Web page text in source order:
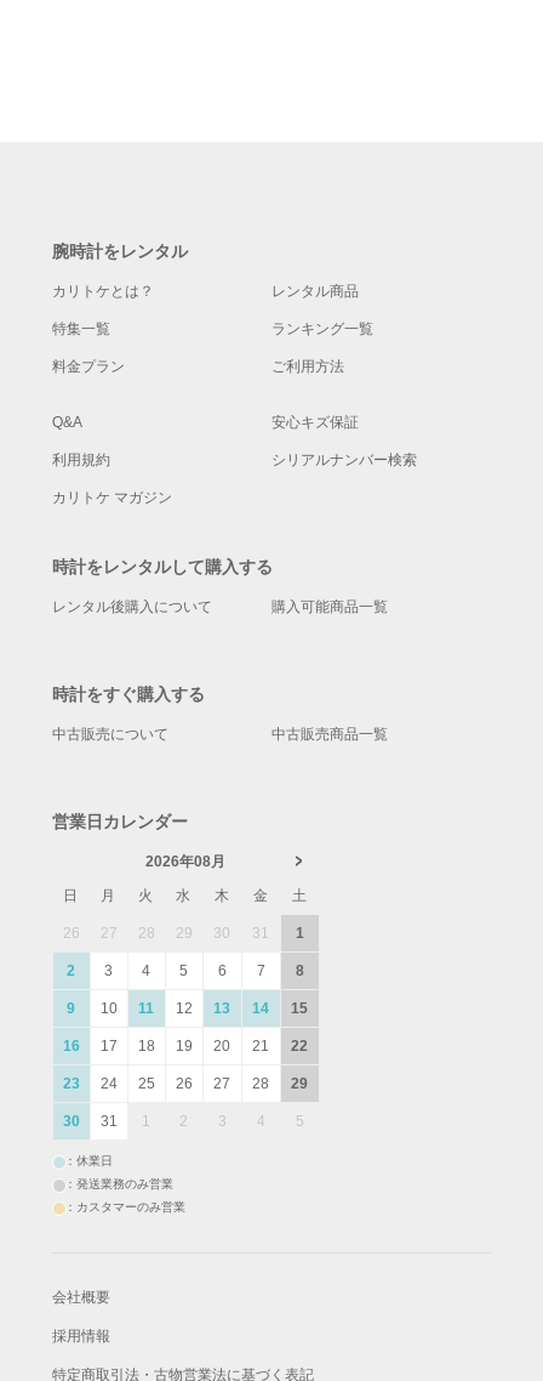
腕時計をレンタル
カリトケとは？ レンタル商品
特集一覧 ランキング一覧
料金プラン ご利用方法
Q&A 安心キズ保証
利用規約 シリアルナンバー検索
カリトケ マガジン
時計をレンタルして購入する
レンタル後購入について 購入可能商品一覧
時計をすぐ購入する
中古販売について 中古販売商品一覧
営業日カレンダー
2026年08月
日
月 火 水 木 金 土
26 27 28 29 30 31 1
2 3 4 5 6 7 8
9 10 11 12 13 14 15
16 17 18 19 20 21 22
23 24 25 26 27 28 29
30 31 1 2 3 4 5
：休業日
：発送業務のみ営業
：カスタマーのみ営業
会社概要
採用情報
特定商取引法・古物営業法に基づく表記